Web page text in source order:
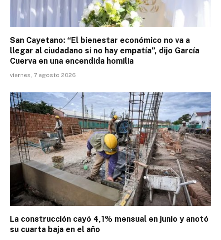
San Cayetano: “El bienestar económico no va a
llegar al ciudadano si no hay empatía”, dijo García
Cuerva en una encendida homilía
viernes, 7 agosto 2026
La construcción cayó 4,1% mensual en junio y anotó
su cuarta baja en el año